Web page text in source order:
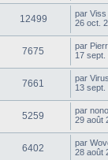
12499 par Viss
26 oct.
7675 par
17 sept.
7661 par
13 sept.
5259 par
29 août
6402 par
28 août